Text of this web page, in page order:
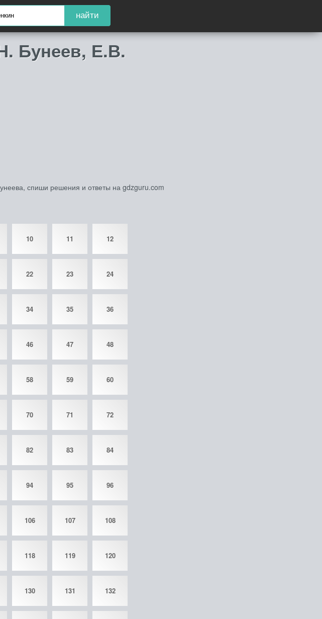
найти
Бунеев, Е.В.
спиши решения и ответы на gdzguru.com
10 11 12
22 23 24
34 35 36
46 47 48
58 59 60
70 71 72
82 83 84
94 95 96
106 107 108
118 119 120
130 131 132